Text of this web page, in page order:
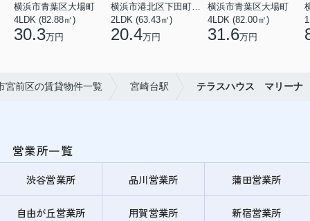
横浜市青葉区大場町
4LDK (82.88㎡)
30.3万円
2LDK (63.43㎡)
20.4万円
横浜市青葉区大場町
4LDK (82.00㎡)
31.6万円
宮前区の賃貸物件一覧 宮崎台駅 テラスハウス マリーナ
営業所一覧
渋谷営業所 品川営業所 蒲田営業所
自由が丘営業所 用賀営業所 新宿営業所